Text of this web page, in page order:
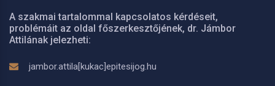
A szakmai tartalommal kapcsolatos kérdéseit,
problémáit az oldal főszerkesztőjének, dr. Jámbor
Attilának jelezheti:
jambor.attila[kukac]epitesijog.hu